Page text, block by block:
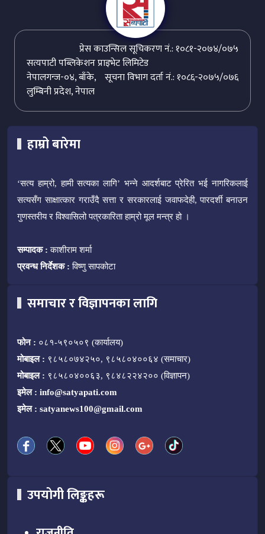
प्रेस काउन्सिल सूचिकरण नं.: १०८१-२०७४/०७५
सत्यपाटी पब्लिकेशन प्राइभेट लिमिटेड
सूचना विभाग दर्ता नं.: १०८६-२०७५/०७६
नेपालगन्ज-०४, बाँके,
लुम्बिनी प्रदेश, नेपाल
हाम्रो बारेमा
‘सत्य हाम्रो, हामी सत्यका लागि’ भन्ने आदर्शबाट प्रेरित भई नागरिकलाई
सत्यसँग साक्षात्कार गराउँदै सत्ता र सरकारलाई जवाफदेही, पारदर्शी बनाउन
गुणस्तरीय र विश्वासिलो पत्रकारिता हाम्रो मूल मन्त्र हो ।
सम्पादक : काशीराम शर्मा
प्रवन्ध निर्देशक : विष्णु सापकोटा
समाचार र विज्ञापनका लागि
फोन : ०८१-५९०५०९ (कार्यालय)
मोबाइल : ९८५८०७४२५०, ९८५८०४००६४ (समाचार)
मोबाइल : ९८५८०४००६३, ९८४८२२४२०० (विज्ञापन)
इमेल : info@satyapati.com
इमेल : satyanews100@gmail.com
उपयोगी लिङ्कहरू